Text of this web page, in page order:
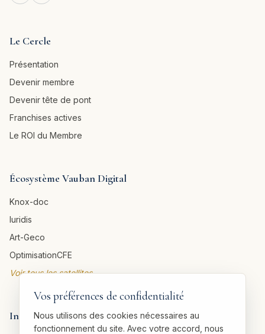
Le Cercle
Présentation
Devenir membre
Devenir tête de pont
Franchises actives
Le ROI du Membre
Écosystème Vauban Digital
Knox-doc
Iuridis
Art-Geco
OptimisationCFE
Voir tous les satellites →
Informations légales
Vos préférences de confidentialité
Nous utilisons des cookies nécessaires au
fonctionnement du site. Avec votre accord, nous